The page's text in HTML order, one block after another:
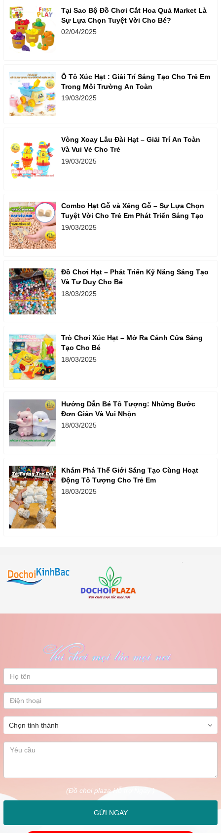
Tại Sao Bộ Đồ Chơi Cắt Hoa Quả Market Là
Sự Lựa Chọn Tuyệt Vời Cho Bé?
02/04/2025
Ô Tô Xúc Hạt : Giải Trí Sáng Tạo Cho Trẻ Em
Trong Môi Trường An Toàn
19/03/2025
Vòng Xoay Lâu Đài Hạt – Giải Trí An Toàn
Và Vui Vẻ Cho Trẻ
19/03/2025
Combo Hạt Gỗ và Xẻng Gỗ – Sự Lựa Chọn
Tuyệt Vời Cho Trẻ Em Phát Triển Sáng Tạo
19/03/2025
Đồ Chơi Hạt – Phát Triển Kỹ Năng Sáng Tạo
Và Tư Duy Cho Bé
18/03/2025
Trò Chơi Xúc Hạt – Mở Ra Cánh Cửa Sáng
Tạo Cho Bé
18/03/2025
Hướng Dẫn Bé Tô Tượng: Những Bước
Đơn Giản Và Vui Nhộn
18/03/2025
Khám Phá Thế Giới Sáng Tạo Cùng Hoạt
Động Tô Tượng Cho Trẻ Em
18/03/2025
(Đồ chơi plaza Hỗ trợ Ngay )
GỬI NGAY